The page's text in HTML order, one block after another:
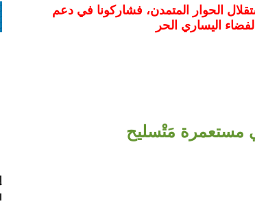
الحوار المتمدن، فشاركونا في دعم
اليساري الحر
مستعمرة مَتْسليح